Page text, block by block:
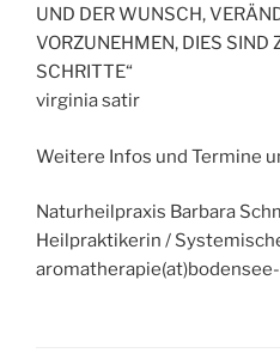
UND DER WUNSCH,
VORZUNEHMEN, DIES SIND
SCHRITTE“
virginia satir
Weitere Infos und Termine
Naturheilpraxis Barbara
Heilpraktikerin /